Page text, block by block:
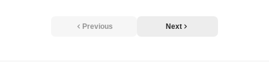
Previous Next